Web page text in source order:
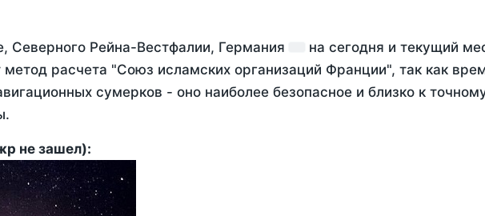
Северного Рейна-Вестфалии, Германия на сегодня и текущий
метод расчета "Союз исламских организаций Франции", так как
сумерков - оно наиболее безопасное и близко к
не зашел):